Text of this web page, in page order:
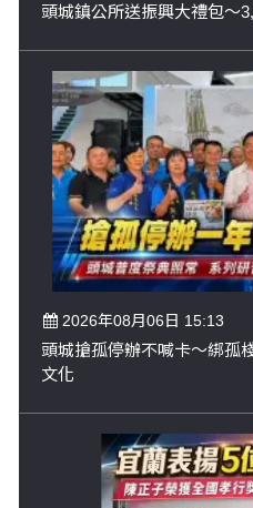
頭城鎮公所送振興大禮包～
2026年08月06日 15:13
頭城搶孤停辦不喊卡～綁孤
文化